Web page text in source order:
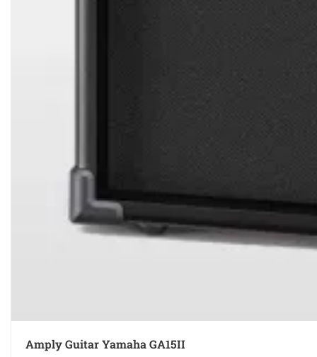
Amply Guitar Yamaha GA15II